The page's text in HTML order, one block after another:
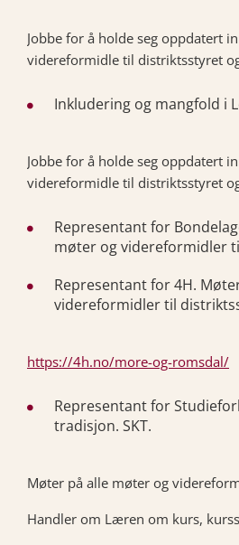
Jobbe for å holde seg oppdatert
videreformidle til distriktsstyret
Inkludering og mangfold i
Jobbe for å holde seg oppdatert
videreformidle til distriktsstyret
Representant for
møter og videreformidler
Representant for 4H.
videreformidler til
https://4h.no/more-og-romsdal/
Representant for
tradisjon. SKT.
Møter på alle møter og
Handler om Læren om kurs,